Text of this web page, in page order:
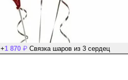
+1 870 ₽ Связка шаров из 3 сердец